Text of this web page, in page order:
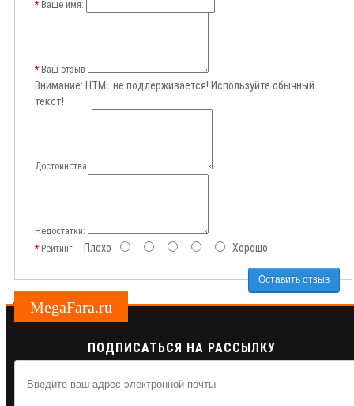
Ваше имя:
Ваш отзыв
Внимание: HTML не поддерживается! Используйте обычный
текст!
Достоинства:
Недостатки:
РейтингПлохо Хорошо
Оставить отзыв
MegaFara.ru
ПОДПИСАТЬСЯ НА РАССЫЛКУ